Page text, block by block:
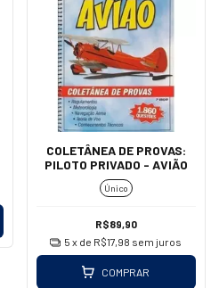
COLETÂNEA DE PROVAS:
PILOTO PRIVADO - AVIÃO
Único
R$89,90
5 x de R$17,98 sem juros
COMPRAR